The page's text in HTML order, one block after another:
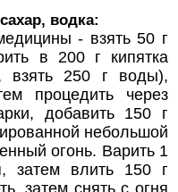
водка:
- взять 50 г
в 200 г кипятка
взять 250 г воды),
процедить через
добавить 150 г
небольшой
огонь. Варить 1
затем влить 150 г